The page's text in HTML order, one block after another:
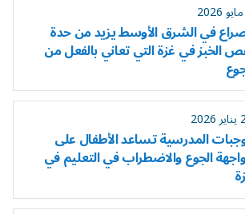
في الشرق الأوسط يزيد من حدة
الخبز في غزة التي تعاني بالفعل من
المدرسية تساعد الأطفال على
الجوع والاضطراب في التعليم في